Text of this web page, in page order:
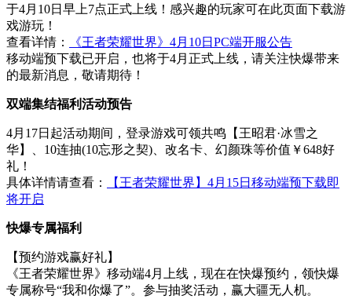
于4月10日早上7点正式上线！感兴趣的玩家可在此页面下载游
戏游玩！
查看详情：
《王者荣耀世界》4月10日PC端开服公告
移动端预下载已开启，也将于4月正式上线，请关注快爆带来
的最新消息，敬请期待！
双端集结福利活动预告
4月17日起活动期间，登录游戏可领共鸣【王昭君·冰雪之
华】、10连抽(10忘形之契)、改名卡、幻颜珠等价值￥648好
礼！
具体详情请查看：
【王者荣耀世界】4月15日移动端预下载即
将开启
快爆专属福利
【预约游戏赢好礼】
《王者荣耀世界》移动端4月上线，现在在快爆预约，领快爆
专属称号“我和你爆了”。参与抽奖活动，赢大疆无人机。